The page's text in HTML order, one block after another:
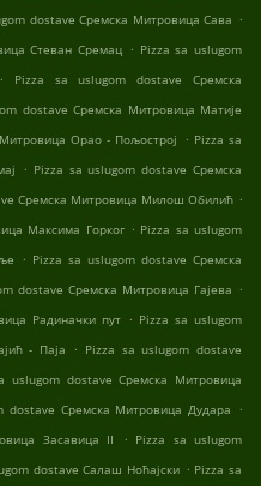
dostave Сремска Митровица Сава .
Стеван Сремац . Pizza sa uslugom
.
Pizza sa uslugom dostave Сремска
dostave Сремска Митровица Матије
Орао - Пољострој . Pizza sa
. Pizza sa uslugom dostave Сремска
Сремска Митровица Милош Обилић .
Максима Горког . Pizza sa uslugom
. Pizza sa uslugom dostave Сремска
dostave Сремска Митровица Гајева .
Радиначки пут . Pizza sa uslugom
- Паја
. Pizza sa uslugom dostave
uslugom dostave Сремска Митровица
dostave Сремска Митровица Дудара .
Засавица II
. Pizza sa uslugom
dostave Салаш Ноћајски . Pizza sa